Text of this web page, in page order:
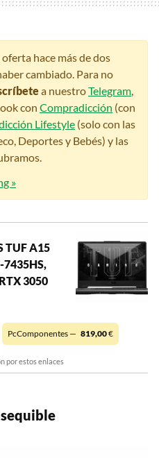
hace más de dos
cambiado. Para no
a nuestroTelegram,
con Compradicción (con
Lifestyle (solo con las
Deportes y Bebés) y las
»
TUF A15
7435HS,
3050
PcComponentes — 819,00€
por estos enlaces